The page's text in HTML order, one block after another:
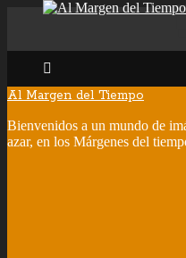
Al Margen del Tiempo
Bienvenidos a un mundo de
azar, en los Márgenes del